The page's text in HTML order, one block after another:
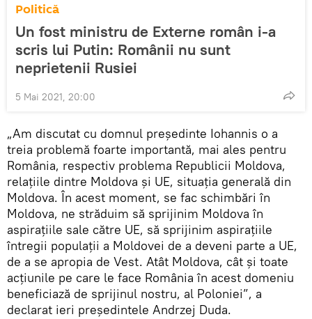
Politică
Un fost ministru de Externe român i-a
scris lui Putin: Românii nu sunt
neprietenii Rusiei
5 Mai 2021, 20:00
„Am discutat cu domnul președinte Iohannis o a
treia problemă foarte importantă, mai ales pentru
România, respectiv problema Republicii Moldova,
relațiile dintre Moldova și UE, situația generală din
Moldova. În acest moment, se fac schimbări în
Moldova, ne străduim să sprijinim Moldova în
aspirațiile sale către UE, să sprijinim aspirațiile
întregii populații a Moldovei de a deveni parte a UE,
de a se apropia de Vest. Atât Moldova, cât și toate
acțiunile pe care le face România în acest domeniu
beneficiază de sprijinul nostru, al Poloniei”, a
declarat ieri președintele Andrzej Duda.